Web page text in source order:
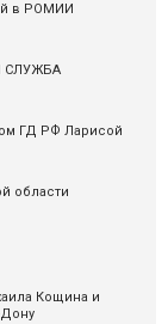
в РОМИИ
СЛУЖБА
ГД РФ Ларисой
области
Кощина и
Дону